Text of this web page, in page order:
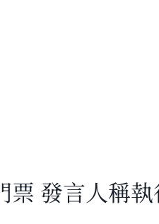
票 發言人稱